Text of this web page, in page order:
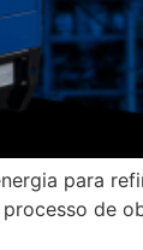
para
de